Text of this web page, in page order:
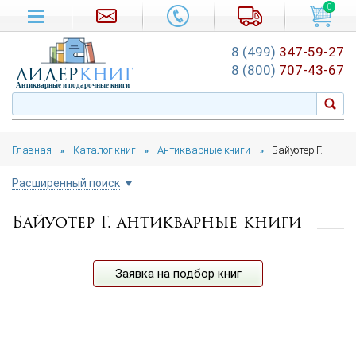
Главная » Каталог книг » Антикварные книги » Байуотер Г.
Расширенный поиск
Цена руб.
Байуотер Г. антикварные книги
Заявка на подбор книг
0
лидеркниг
Антикварные и подарочные книги
8 (499) 347-59-27
8 (800) 707-43-67